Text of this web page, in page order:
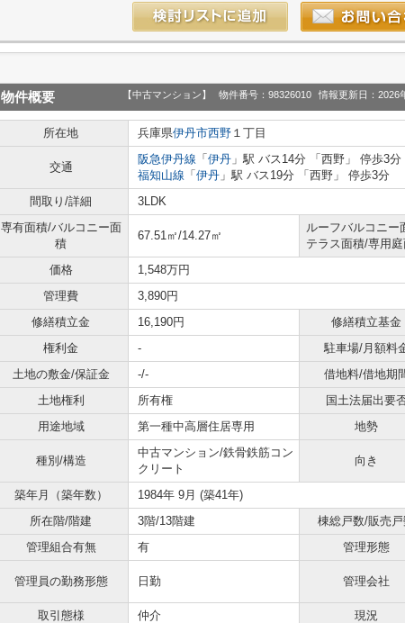
物件概要 【中古マンション】 物件番号：98326010 情報更新日：2026
所在地 兵庫県伊丹市西野 １丁目
交通
阪急伊丹線 「 伊丹 」駅 バス14分 「西野」 停歩3分
福知山線 「 伊丹 」駅 バス19分 「西野」 停歩3分
間取り/詳細
3LDK
専有面積/バルコニー面
積
67.51㎡/14.27㎡
ルーフバルコニー
テラス面積/専用
価格
1,548万円
管理費
3,890円
修繕積立金
16,190円 修繕積立基金
権利金
- 駐車場/月額料
土地の敷金/保証金
-/- 借地料/借地期
土地権利
所有権 国土法届出要
用途地域
第一種中高層住居専用 地勢
種別/構造
中古マンション/鉄骨鉄筋コン
クリート
向き
築年月（築年数）
1984年 9月 (築41年)
所在階/階建
3階/13階建 棟総戸数/販売戸
管理組合有無
有 管理形態
管理員の勤務形態 日勤 管理会社
取引態様
仲介 現況